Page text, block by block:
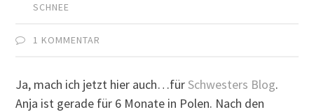
SCHNEE
1 KOMMENTAR
Ja, mach ich jetzt hier auch…fürSchwesters Blog.
Anja ist gerade für 6 Monate in Polen. Nach den